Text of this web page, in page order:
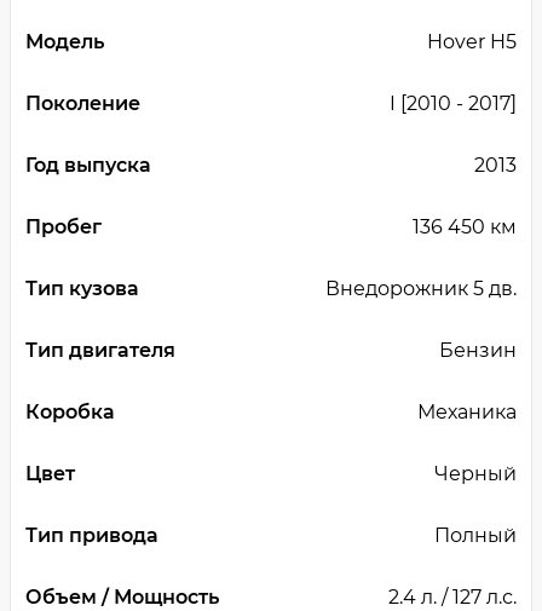
Модель Hover H5
Поколение I [2010 - 2017]
Год выпуска 2013
Пробег 136 450 км
Тип кузова Внедорожник 5 дв.
Тип двигателя Бензин
Коробка Механика
Цвет Черный
Тип привода Полный
Объем / Мощность 2.4 л. / 127 л.с.